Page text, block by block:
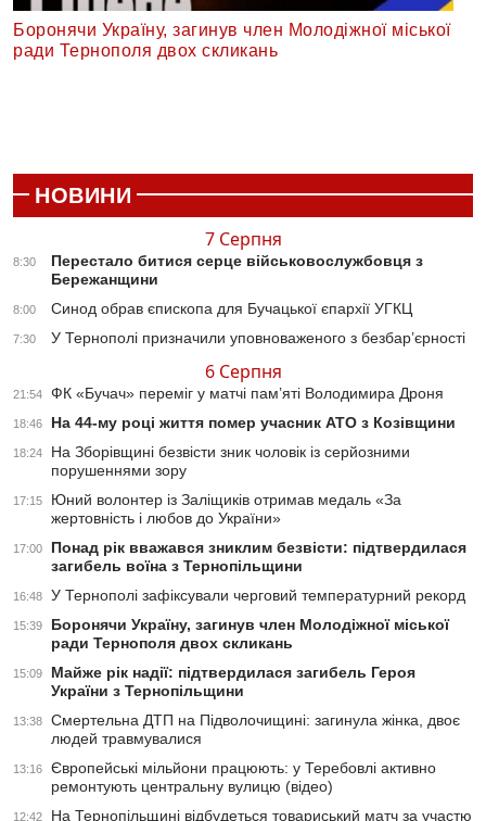
Боронячи Україну, загинув член Молодіжної міської
ради Тернополя двох скликань
НОВИНИ
7 Серпня
8:30
Перестало битися серце військовослужбовця з
Бережанщини
8:00 Синод обрав єпископа для Бучацької єпархії УГКЦ
7:30 У Тернополі призначили уповноваженого з безбар’єрності
6 Серпня
21:54 ФК «Бучач» переміг у матчі пам’яті Володимира Дроня
18:46 На 44-му році життя помер учасник АТО з Козівщини
18:24
На Зборівщині безвісти зник чоловік із серйозними
порушеннями зору
17:15
Юний волонтер із Заліщиків отримав медаль «За
жертовність і любов до України»
17:00
Понад рік вважався зниклим безвісти: підтвердилася
загибель воїна з Тернопільщини
16:48 У Тернополі зафіксували черговий температурний рекорд
15:39
Боронячи Україну, загинув член Молодіжної міської
ради Тернополя двох скликань
15:09
Майже рік надії: підтвердилася загибель Героя
України з Тернопільщини
13:38
Смертельна ДТП на Підволочищині: загинула жінка, двоє
людей травмувалися
13:16
Європейські мільйони працюють: у Теребовлі активно
ремонтують центральну вулицю (відео)
12:42 На Тернопільщині відбудеться товариський матч за участю